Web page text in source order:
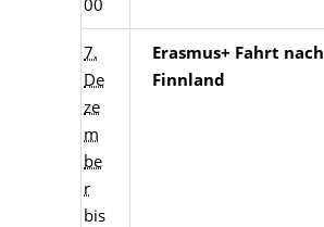
00
7.
De
ze
m
be
r
bis
Erasmus+ Fahrt nach
Finnland